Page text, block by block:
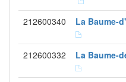
212600340 La Baume-
212600332 La Baume-